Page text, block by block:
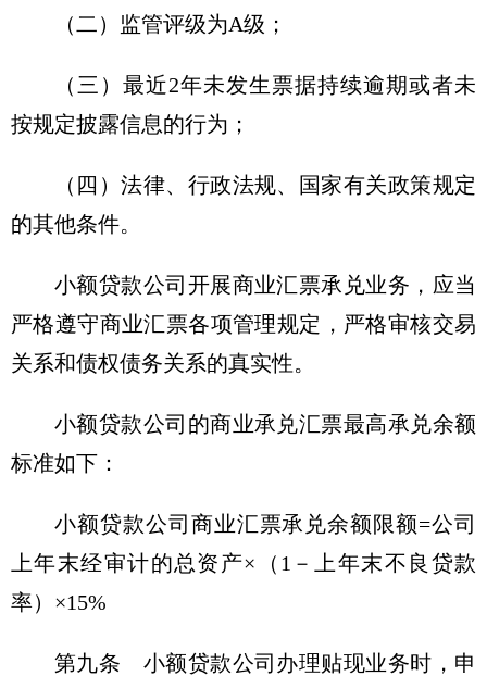
（二）监管评级为A级；
（三）最近2年未发生票据持续逾期或者未
按规定披露信息的行为；
（四）法律、行政法规、国家有关政策规定
的其他条件。
小额贷款公司开展商业汇票承兑业务，应当
严格遵守商业汇票各项管理规定，严格审核交易
关系和债权债务关系的真实性。
小额贷款公司的商业承兑汇票最高承兑余额
标准如下：
小额贷款公司商业汇票承兑余额限额=公司
上年末经审计的总资产×（1－上年末不良贷款
率）×15%
第九条 小额贷款公司办理贴现业务时，申